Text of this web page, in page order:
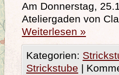
Am Donnerstag,
Ateliergaden von
Weiterlesen »
Kategorien:
Strickstube |